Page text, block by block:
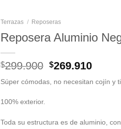
Terrazas / Reposeras
Reposera Aluminio
$299.900 El
original
$269.910El
actual
Súper cómodas, no necesitan cojín y
100% exterior.
Toda su estructura es de aluminio,